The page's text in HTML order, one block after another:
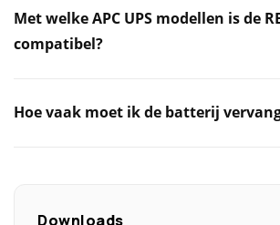
Met welke APC UPS modellen is de
compatibel?
Hoe vaak moet ik de batterij
Downloads